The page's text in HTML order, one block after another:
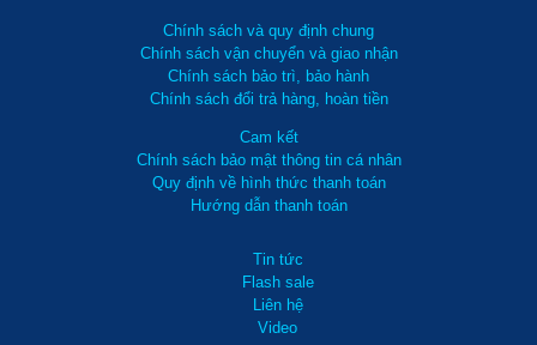
Chính sách và quy định chung
Chính sách vận chuyển và giao nhận
Chính sách bảo trì, bảo hành
Chính sách đổi trả hàng, hoàn tiền
Cam kết
Chính sách bảo mật thông tin cá nhân
Quy định về hình thức thanh toán
Hướng dẫn thanh toán
Tin tức
Flash sale
Liên hệ
Video